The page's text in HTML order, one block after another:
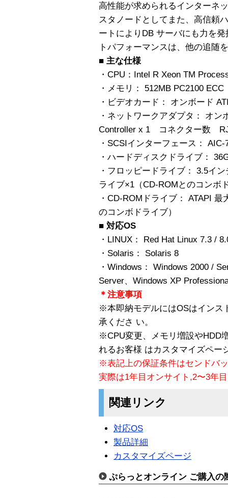
高性能が求められるインターネ
スタノードとしてまた、高信頼
ートによりDB サーバにも力を
トパフォーマンスは、他の追随
■ 主な仕様
・CPU：Intel R Xeon TM
・メモリ： 512MB PC2100
・ビデオカード： オンボード
・ネットワークアダプタ： オ
Controller x 1 コネクター数
・SCSIインターフェース： AIC-
・ハードディスクドライブ：
・フロッピードライブ： 3.5イ
ライブ×1（CD-ROMとのコンボ
・CD-ROMドライブ： ATAPI
のコンボドライブ）
■ 対応OS
・LINUX： Red Hat Linux 7.3 /
・Solaris： Solaris 8
・Windows： Windows 2000 /
Server、Windows XP
＊注意事項
※本即納モデルにはOSはインス
承くださ い。
※CPU変更、メモリ増設やHDD
れるお客様 はカスタマイズペー
※表記上の保証条件はセンドバ
実際は1年目オンサイト,2〜3年
関連リンク
対応OS
製品詳細
カスタマイズページ
ぷらっとオンライン ご購入の